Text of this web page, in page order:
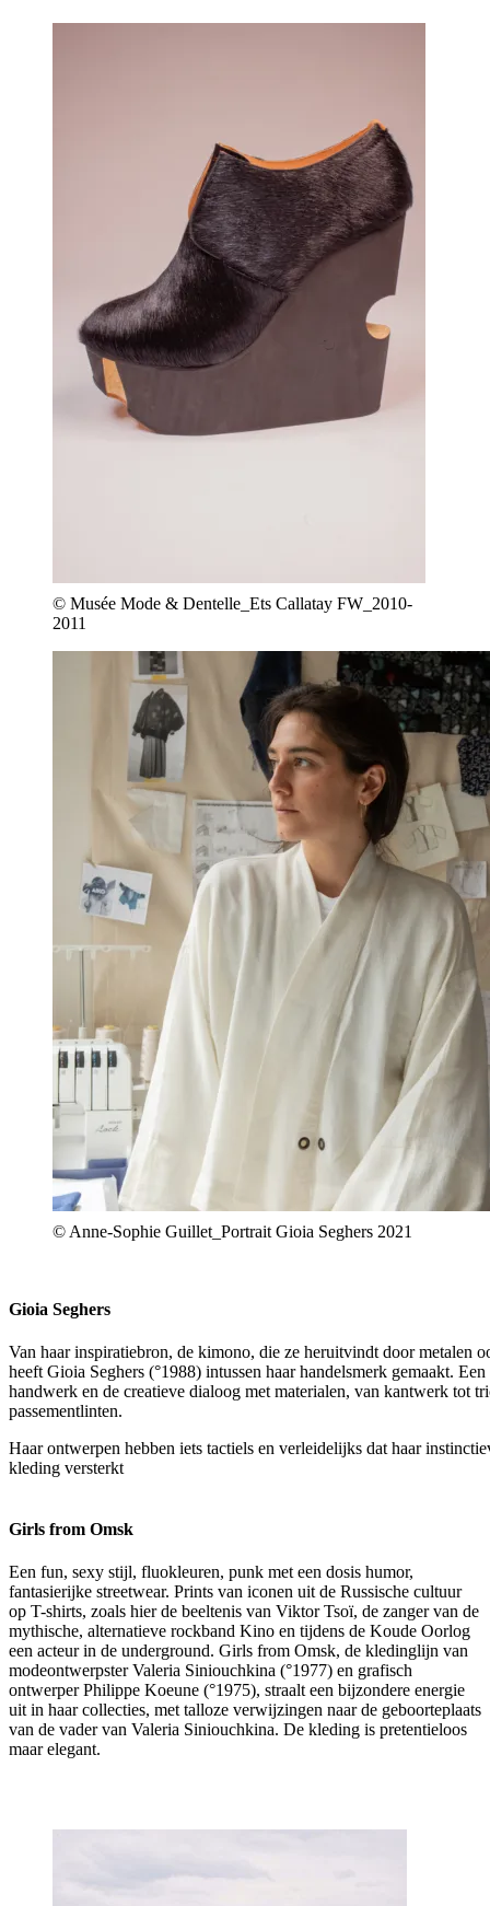
© Musée Mode & Dentelle_Ets Callatay FW_2010-
2011
© Anne-Sophie Guillet_Portrait Gioia Seghers 2021
Gioia Seghers
Van haar inspiratiebron, de kimono, die ze heruitvindt door metalen
heeft Gioia Seghers (°1988) intussen haar handelsmerk gemaakt.
handwerk en de creatieve dialoog met materialen, van kantwerk tot
passementlinten.
Haar ontwerpen hebben iets tactiels en verleidelijks dat haar
kleding versterkt
Girls from Omsk
Een fun, sexy stijl, fluokleuren, punk met een dosis humor,
fantasierijke streetwear. Prints van iconen uit de Russische cultuur
op T-shirts, zoals hier de beeltenis van Viktor Tsoï, de zanger van de
mythische, alternatieve rockband Kino en tijdens de Koude Oorlog
een acteur in de underground. Girls from Omsk, de kledinglijn van
modeontwerpster Valeria Siniouchkina (°1977) en grafisch
ontwerper Philippe Koeune (°1975), straalt een bijzondere energie
uit in haar collecties, met talloze verwijzingen naar de geboorteplaats
van de vader van Valeria Siniouchkina. De kleding is pretentieloos
maar elegant.